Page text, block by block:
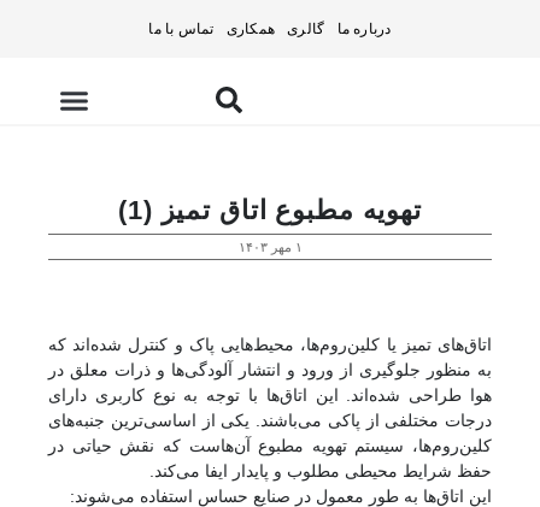
درباره ما گالری همکاری تماس با ما
تهویه مطبوع اتاق تمیز (1)
۱ مهر ۱۴۰۳
اتاق‌های تمیز یا کلین‌روم‌ها، محیط‌هایی پاک و کنترل ‌شده‌اند که
به منظور جلوگیری از ورود و انتشار آلودگی‌ها و ذرات معلق در
هوا طراحی شده‌اند. این اتاق‌ها با توجه به نوع کاربری دارای
درجات مختلفی از پاکی می‌باشند. یکی از اساسی‌ترین جنبه‌های
کلین‌روم‌ها، سیستم تهویه مطبوع آن‌هاست که نقش حیاتی در
حفظ شرایط محیطی مطلوب و پایدار ایفا می‌کند.
این اتاق‌ها به ‌طور معمول در صنایع حساس استفاده می‌شوند: